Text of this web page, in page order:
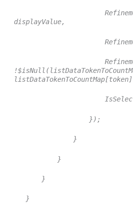
displayValue,
IsSelected:
});
}
}
}
}